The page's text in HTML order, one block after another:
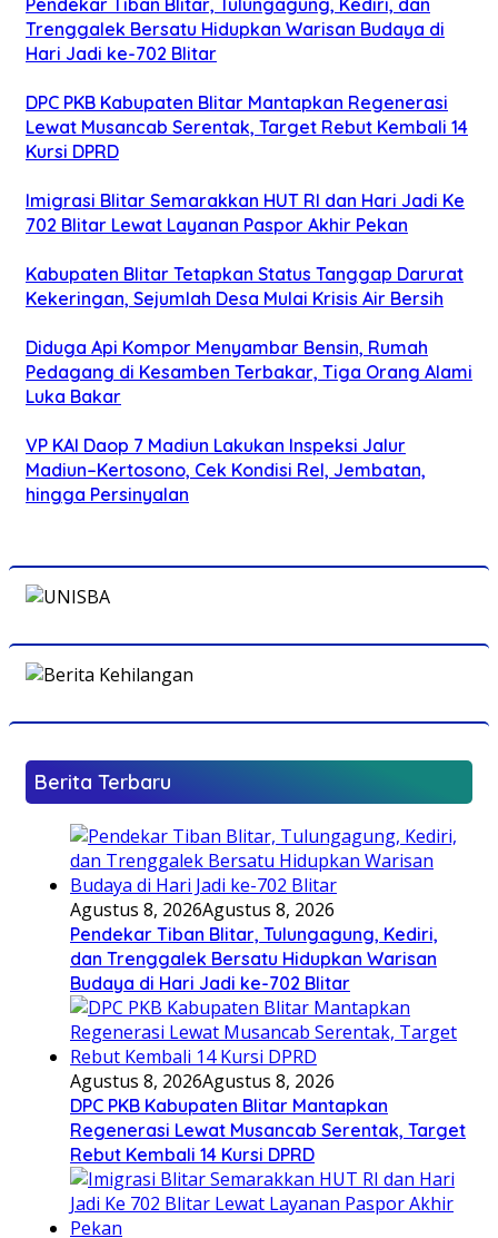
Trenggalek Bersatu Hidupkan Warisan Budaya di
Hari Jadi ke-702 Blitar
DPC PKB Kabupaten Blitar Mantapkan Regenerasi
Lewat Musancab Serentak, Target Rebut Kembali 14
Kursi DPRD
Imigrasi Blitar Semarakkan HUT RI dan Hari Jadi Ke
702 Blitar Lewat Layanan Paspor Akhir Pekan
Kabupaten Blitar Tetapkan Status Tanggap Darurat
Kekeringan, Sejumlah Desa Mulai Krisis Air Bersih
Diduga Api Kompor Menyambar Bensin, Rumah
Pedagang di Kesamben Terbakar, Tiga Orang Alami
Luka Bakar
VP KAI Daop 7 Madiun Lakukan Inspeksi Jalur
Madiun–Kertosono, Cek Kondisi Rel, Jembatan,
hingga Persinyalan
Berita Terbaru
Agustus 8, 2026Agustus 8, 2026
Pendekar Tiban Blitar, Tulungagung, Kediri,
dan Trenggalek Bersatu Hidupkan Warisan
Budaya di Hari Jadi ke-702 Blitar
Agustus 8, 2026Agustus 8, 2026
DPC PKB Kabupaten Blitar Mantapkan
Regenerasi Lewat Musancab Serentak, Target
Rebut Kembali 14 Kursi DPRD